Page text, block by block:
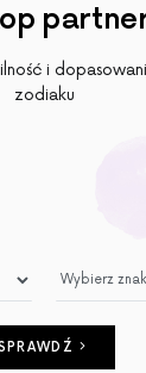
i
zodiaku